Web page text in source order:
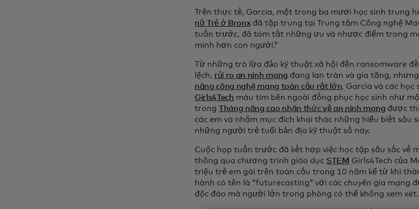
Trên thực tế, Garcia, một trong ba mươi học sinh trung
nữ Trẻ ở Bronxđã tập trung tại Trung tâm Công nghệ
tuần trước, đã tóm tắt những ưu và nhược điểm trong
minh hơn con người.”
Từ những trò lừa đảo kỹ thuật xã hội đến ransomware
lệch, rủi ro an ninh mạng đang lan tràn và gia tăng,
năng công nghệ mạng toàn cầu rất lớn. Garcia và các học
Girls4Tech màu tím bên ngoài đồng phục học sinh như
trong Tháng nâng cao nhận thức về an ninh mạng được
các em và nhằm mục đích khai thác những hiểu biết sâu
những người trẻ tuổi bản địa kỹ thuật số này.
Cuộc họp tuần trước đã kết hợp việc học tập sâu sắc về
thông qua chương trình giáo dục STEM Girls4Tech của
triệu trẻ em gái trên toàn cầu trong 10 năm kể từ khi
hành có tên là “futurecasting” với các chuyên gia mạng
độc đáo mà người lớn trong phòng có thể không xem xét.